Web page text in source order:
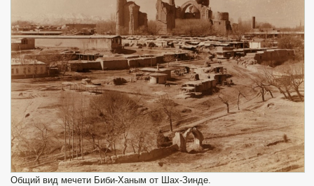
Общий вид мечети Биби-Ханым от Шах-Зинде.